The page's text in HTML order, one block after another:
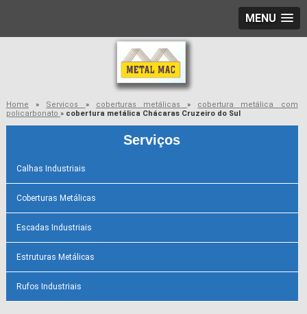
MENU
Home » Serviços » coberturas metálicas» cobertura metálica com
policarbonato » cobertura metálica Chácaras Cruzeiro do Sul
Serviços
Calhas Industriais
Coberturas Metálicas
Escadas Industriais
Estruturas Metálicas
Rufos Industriais